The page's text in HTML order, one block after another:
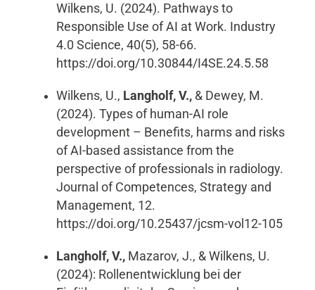
Wilkens, U. (2024). Pathways to
Responsible Use of AI at Work. Industry
4.0 Science, 40(5), 58-66.
https://doi.org/10.30844/I4SE.24.5.58
Wilkens, U., Langholf, V., & Dewey, M.
(2024). Types of human-AI role
development – Benefits, harms and risks
of AI-based assistance from the
perspective of professionals in radiology.
Journal of Competences, Strategy and
Management, 12.
https://doi.org/10.25437/jcsm-vol12-105
Langholf, V., Mazarov, J., & Wilkens, U.
(2024): Rollenentwicklung bei der